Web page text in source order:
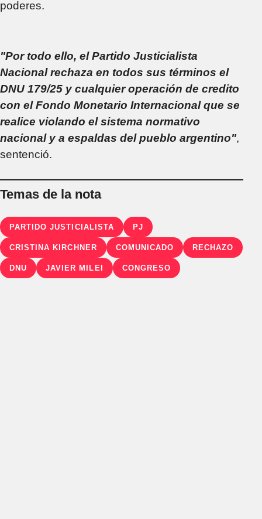
poderes.
"Por todo ello, el Partido Justicialista
Nacional rechaza en todos sus términos el
DNU 179/25 y cualquier operación de credito
con el Fondo Monetario Internacional que se
realice violando el sistema normativo
nacional y a espaldas del pueblo argentino",
sentenció.
Temas de la nota
PARTIDO JUSTICIALISTA PJ
CRISTINA KIRCHNER COMUNICADO RECHAZO
DNU JAVIER MILEI CONGRESO